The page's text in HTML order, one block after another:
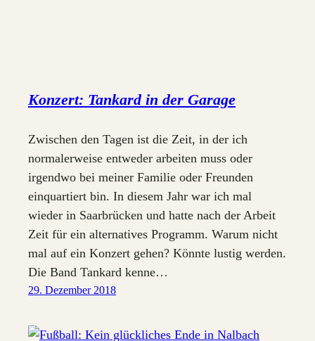
Konzert: Tankard in der Garage
Zwischen den Tagen ist die Zeit, in der ich
normalerweise entweder arbeiten muss oder
irgendwo bei meiner Familie oder Freunden
einquartiert bin. In diesem Jahr war ich mal
wieder in Saarbrücken und hatte nach der Arbeit
Zeit für ein alternatives Programm. Warum nicht
mal auf ein Konzert gehen? Könnte lustig werden.
Die Band Tankard kenne…
29. Dezember 2018